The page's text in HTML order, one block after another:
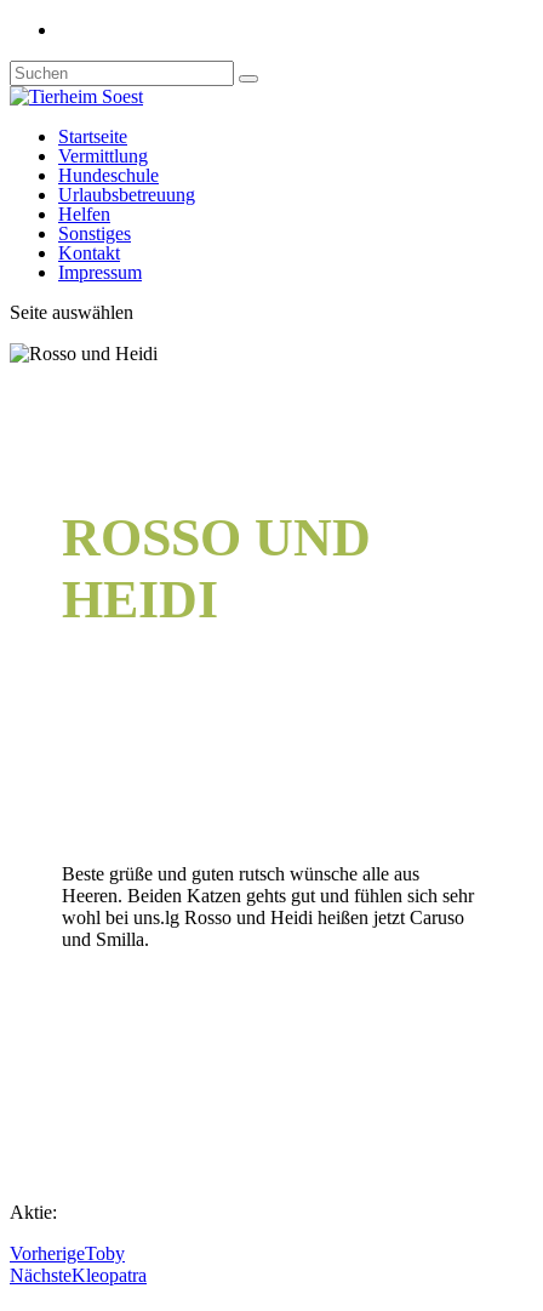
Startseite
Vermittlung
Hundeschule
Urlaubsbetreuung
Helfen
Sonstiges
Kontakt
Impressum
Seite auswählen
ROSSO UND
HEIDI
Beste grüße und guten rutsch wünsche alle aus
Heeren. Beiden Katzen gehts gut und fühlen sich sehr
wohl bei uns.lg Rosso und Heidi heißen jetzt Caruso
und Smilla.
Aktie:
VorherigeToby
NächsteKleopatra